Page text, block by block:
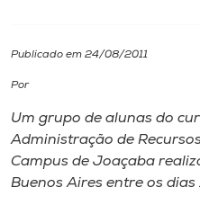
Cultura
Publicado em 24/08/2011
Por
Um grupo de alunas do
Administração de
Campus de Joaçaba
Buenos Aires entre os dias